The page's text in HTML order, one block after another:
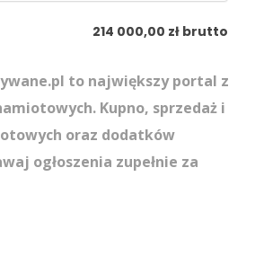
214 000,00 zł brutto
to największy portal z
Kupno, sprzedaż i
oraz dodatków
ogłoszenia zupełnie za